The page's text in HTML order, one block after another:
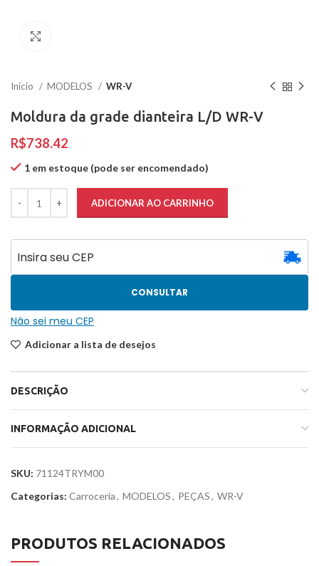
Início MODELOS WR-V
Moldura da grade dianteira L/D WR-V
R$
1 em estoque (pode ser encomendado)
ADICIONAR AO CARRINHO
CONSULTAR
Não sei meu CEP
Adicionar a lista de desejos
DESCRIÇÃO
INFORMAÇÃO ADICIONAL
SKU: 71124TRYM00
Categorias: Carroceria, MODELOS, PEÇAS, WR-V
PRODUTOS RELACIONADOS